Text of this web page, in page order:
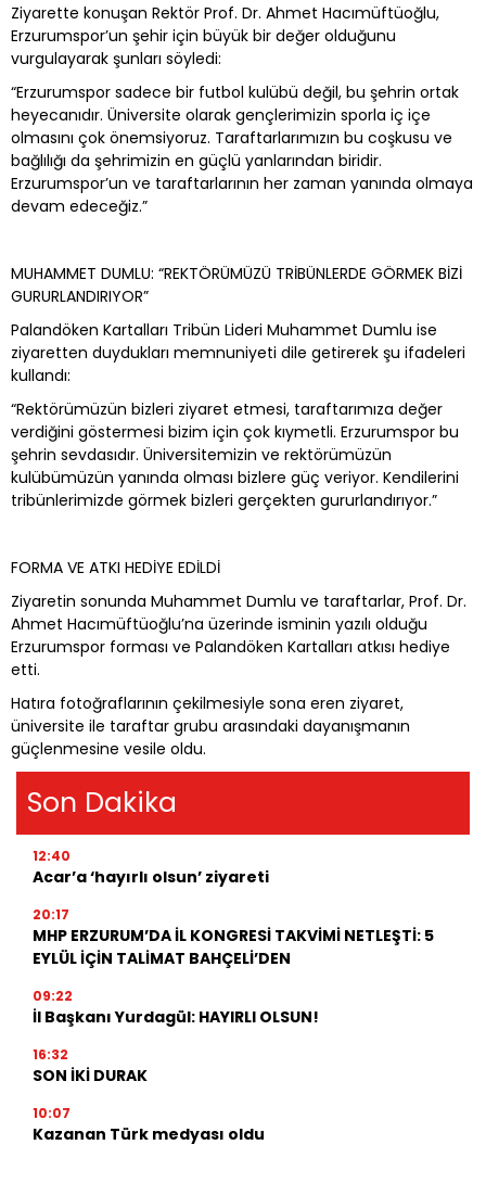
Ziyarette konuşan Rektör Prof. Dr. Ahmet Hacımüftüoğlu,
Erzurumspor’un şehir için büyük bir değer olduğunu
vurgulayarak şunları söyledi:
“Erzurumspor sadece bir futbol kulübü değil, bu şehrin ortak
heyecanıdır. Üniversite olarak gençlerimizin sporla iç içe
olmasını çok önemsiyoruz. Taraftarlarımızın bu coşkusu ve
bağlılığı da şehrimizin en güçlü yanlarından biridir.
Erzurumspor’un ve taraftarlarının her zaman yanında olmaya
devam edeceğiz.”
MUHAMMET DUMLU: “REKTÖRÜMÜZÜ TRİBÜNLERDE GÖRMEK BİZİ
GURURLANDIRIYOR”
Palandöken Kartalları Tribün Lideri Muhammet Dumlu ise
ziyaretten duydukları memnuniyeti dile getirerek şu ifadeleri
kullandı:
“Rektörümüzün bizleri ziyaret etmesi, taraftarımıza değer
verdiğini göstermesi bizim için çok kıymetli. Erzurumspor bu
şehrin sevdasıdır. Üniversitemizin ve rektörümüzün
kulübümüzün yanında olması bizlere güç veriyor. Kendilerini
tribünlerimizde görmek bizleri gerçekten gururlandırıyor.”
FORMA VE ATKI HEDİYE EDİLDİ
Ziyaretin sonunda Muhammet Dumlu ve taraftarlar, Prof. Dr.
Ahmet Hacımüftüoğlu’na üzerinde isminin yazılı olduğu
Erzurumspor forması ve Palandöken Kartalları atkısı hediye
etti.
Hatıra fotoğraflarının çekilmesiyle sona eren ziyaret,
üniversite ile taraftar grubu arasındaki dayanışmanın
güçlenmesine vesile oldu.
Son Dakika
12:40
Acar’a ‘hayırlı olsun’ ziyareti
20:17
MHP ERZURUM’DA İL KONGRESİ TAKVİMİ NETLEŞTİ: 5
EYLÜL İÇİN TALİMAT BAHÇELİ’DEN
09:22
İl Başkanı Yurdagül: HAYIRLI OLSUN!
16:32
SON İKİ DURAK
10:07
Kazanan Türk medyası oldu